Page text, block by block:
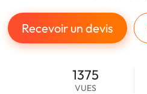
Recevoir un devis
1375
VUES